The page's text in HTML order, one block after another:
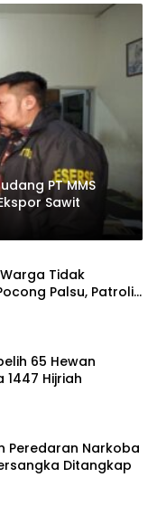
PT MMS
Sawit
Tidak
Palsu, Patroli
65 Hewan
Hijriah
Peredaran Narkoba
Ditangkap